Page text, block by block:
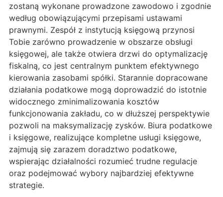
zostaną wykonane prowadzone zawodowo i zgodnie
według obowiązującymi przepisami ustawami
prawnymi. Zespół z instytucją księgową przynosi
Tobie zarówno prowadzenie w obszarze obsługi
księgowej, ale także otwiera drzwi do optymalizację
fiskalną, co jest centralnym punktem efektywnego
kierowania zasobami spółki. Starannie dopracowane
działania podatkowe mogą doprowadzić do istotnie
widocznego zminimalizowania kosztów
funkcjonowania zakładu, co w dłuższej perspektywie
pozwoli na maksymalizację zysków. Biura podatkowe
i księgowe, realizujące kompletne usługi księgowe,
zajmują się zarazem doradztwo podatkowe,
wspierając działalności rozumieć trudne regulacje
oraz podejmować wybory najbardziej efektywne
strategie.